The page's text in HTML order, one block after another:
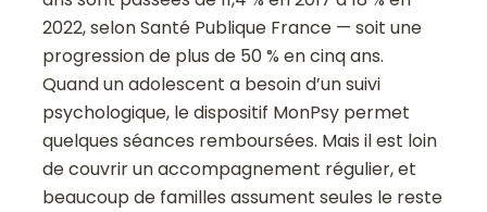
2022, selon Santé Publique France — soit une
progression de plus de 50 % en cinq ans.
Quand un adolescent a besoin d’un suivi
psychologique, le dispositif MonPsy permet
quelques séances remboursées. Mais il est loin
de couvrir un accompagnement régulier, et
beaucoup de familles assument seules le reste